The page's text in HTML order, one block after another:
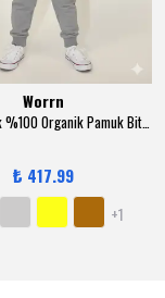
Worrn
Erkek Çocuk %100 Organik Pamuk Bitki Baskılı Yumuşacık Trend Eşofman Takımı - 1008 - Gri
₺ 417.99
+1